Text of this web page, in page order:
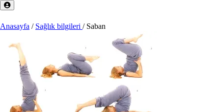
Anasayfa / Sağlık bilgileri / Saban